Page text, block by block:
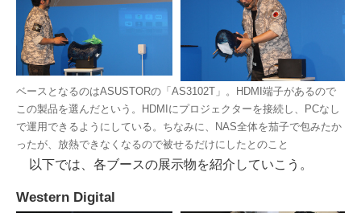
ベースとなるのはASUSTORの「AS3102T」。HDMI端子があるので
この製品を選んだという。HDMIにプロジェクターを接続し、PCなし
で運用できるようにしている。ちなみに、NAS全体を茄子で包みたか
ったが、放熱できなくなるので被せるだけにしたとのこと
以下では、各ブースの展示物を紹介していこう。
Western Digital